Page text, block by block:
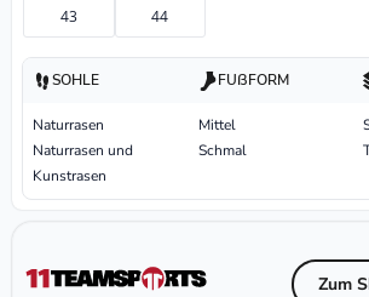
43 44
SOHLE
Naturrasen
Naturrasen und
Kunstrasen
FUßFORM
Mittel
Schmal
Zum